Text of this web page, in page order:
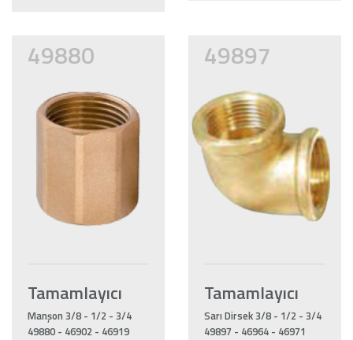
49880
Tamamlayıcı
Manşon 3/8 - 1/2 - 3/4
49880 - 46902 - 46919
49897
Tamamlayıcı
Sarı Dirsek 3/8 - 1/2 - 3/4
49897 - 46964 - 46971